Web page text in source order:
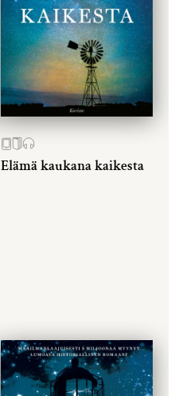
Elämä kaukana kaikesta